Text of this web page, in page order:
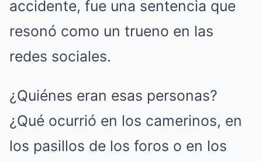
accidente, fue una sentencia que
resonó como un trueno en las
redes sociales.
¿Quiénes eran esas personas?
¿Qué ocurrió en los camerinos, en
los pasillos de los foros o en los